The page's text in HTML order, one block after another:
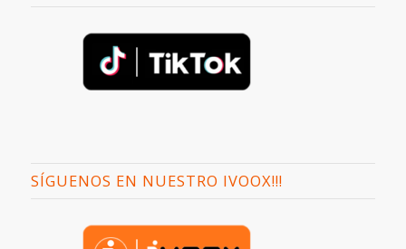
SÍGUENOS EN NUESTRO IVOOX!!!